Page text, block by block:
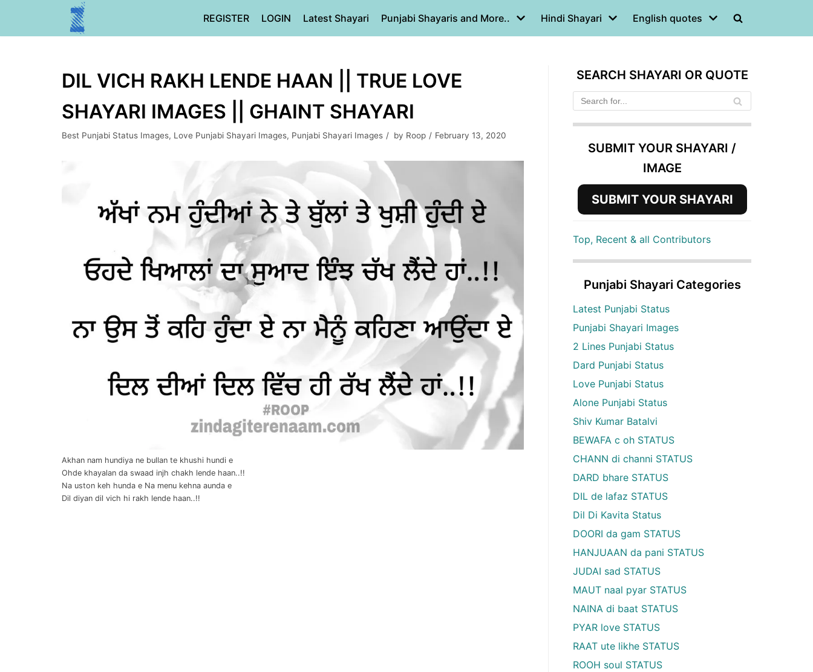
REGISTER LOGIN Latest Shayari Punjabi Shayaris and More.. Hindi Shayari English quotes
DIL VICH RAKH LENDE HAAN || TRUE LOVE
SHAYARI IMAGES || GHAINT SHAYARI
Best Punjabi Status Images, Love Punjabi Shayari Images, Punjabi Shayari Images by Roop February 13, 2020
Akhan nam hundiya ne bullan te khushi hundi e
Ohde khayalan da swaad injh chakh lende haan..!!
Na uston keh hunda e Na menu kehna aunda e
Dil diyan dil vich hi rakh lende haan..!!
SEARCH SHAYARI OR QUOTE
SUBMIT YOUR SHAYARI /
IMAGE
SUBMIT YOUR SHAYARI
Top, Recent & all Contributors
Punjabi Shayari Categories
Latest Punjabi Status
Punjabi Shayari Images
2 Lines Punjabi Status
Dard Punjabi Status
Love Punjabi Status
Alone Punjabi Status
Shiv Kumar Batalvi
BEWAFA c oh STATUS
CHANN di channi STATUS
DARD bhare STATUS
DIL de lafaz STATUS
Dil Di Kavita Status
DOORI da gam STATUS
HANJUAAN da pani STATUS
JUDAI sad STATUS
MAUT naal pyar STATUS
NAINA di baat STATUS
PYAR love STATUS
RAAT ute likhe STATUS
ROOH soul STATUS